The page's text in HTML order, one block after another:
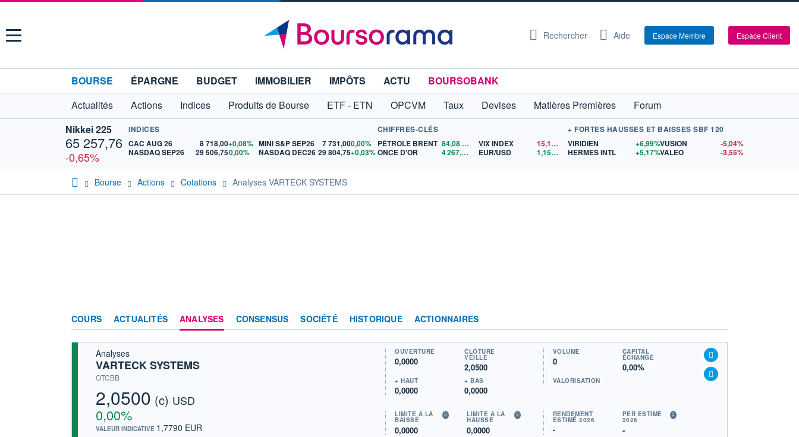
Menu Rechercher Aide Espace Membre Espace Client
BOURSE ÉPARGNE BUDGET IMMOBILIER IMPÔTS ACTU
BOURSOBANK
Actualités
Actions Indices Produits de Bourse ETF - ETN OPCVM Taux Devises Matières Premières
Forum
Nikkei 225
65 257,76
-0,65%
INDICES
CAC AUG 26
8 718,00+0,08%
NASDAQ SEP26
29 506,750,00%
MINI S&P SEP26 7 731,000,00%
NASDAQ DEC26 29 804,75+0,03%
CHIFFRES-CLÉS
PÉTROLE BRENT 84,08
ONCE D'OR
4 267,81 $US
VIX INDEX 15,15$US
EUR/USD
1,1524 $US
+ FORTES HAUSSES ET BAISSES SBF 120
VIRIDIEN
+6,99%
HERMES INTL
+5,17%
VUSION
-5,04%
VALEO
-3,55%
Bourse Actions Cotations Analyses VARTECK SYSTEMS
COURS ACTUALITÉS ANALYSES CONSENSUS SOCIÉTÉ HISTORIQUE ACTIONNAIRES
Analyses
VARTECK SYSTEMS
OTCBB
2,0500 (c) USD
0,00%
VALEUR INDICATIVE 1,7790 EUR
OUVERTURE
0,0000
CLÔTURE
VEILLE
2,0500
+ HAUT
0,0000
+ BAS
0,0000
VOLUME
0
CAPITAL
ÉCHANGÉ
0,00%
VALORISATION
LIMITE À LA
BAISSE
0,0000
LIMITE À LA
HAUSSE
0,0000
RENDEMENT
ESTIMÉ 2026
-
PER ESTIMÉ
2026
-